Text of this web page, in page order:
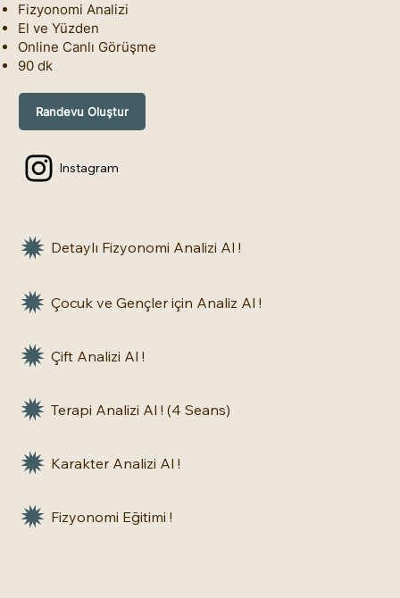
Fizyonomi Analizi
El ve Yüzden
Online Canlı Görüşme
90 dk
Randevu Oluştur
Instagram
Detaylı Fizyonomi Analizi Al !
Karakter Analizi Al !
Çocuk ve Gençler için Analiz Al !
Terapi Analizi Al ! (4 Seans)
Çift Analizi Al !
Fizyonomi Eğitimi !